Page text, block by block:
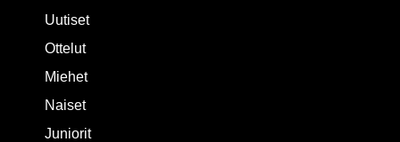
Uutiset
Ottelut
Miehet
Naiset
Juniorit